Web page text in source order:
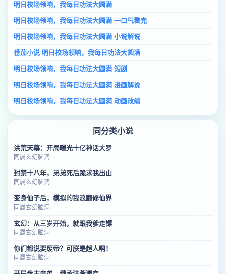
明日校场领响，我每日功法大圆满
明日校场领响，我每日功法大圆满 一口气看完
明日校场领响，我每日功法大圆满 小说解说
番茄小说 明日校场领响，我每日功法大圆满
明日校场领响，我每日功法大圆满 短剧
明日校场领响，我每日功法大圆满 漫画解说
明日校场领响，我每日功法大圆满 动画改编
同分类小说
洪荒天幕：开局曝光十亿神话大罗
同属玄幻脑洞
封禁十八年，弟弟死后跪求我出山
同属玄幻脑洞
变身仙子后，模拟的我浪翻修仙界
同属玄幻脑洞
玄幻：从三岁开始，就跟我爹走镖
同属玄幻脑洞
你们都说要废帝？可朕是超人啊！
同属玄幻脑洞